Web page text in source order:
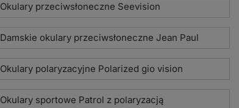
Okulary przeciwsłoneczne Seevision
Damskie okulary przeciwsłoneczne Jean Paul
Okulary polaryzacyjne Polarized gio vision
Okulary sportowe Patrol z polaryzacją